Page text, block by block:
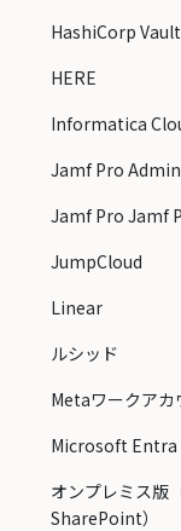
HashiCorp Vault
HERE
Informatica
Jamf Pro
Jamf Pro Jamf
JumpCloud
Linear
ルシッド
Metaワークアカ
Microsoft Entra
オンプレミス版
SharePoint）